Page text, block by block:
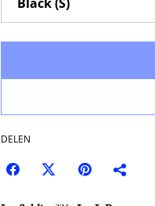
DELEN